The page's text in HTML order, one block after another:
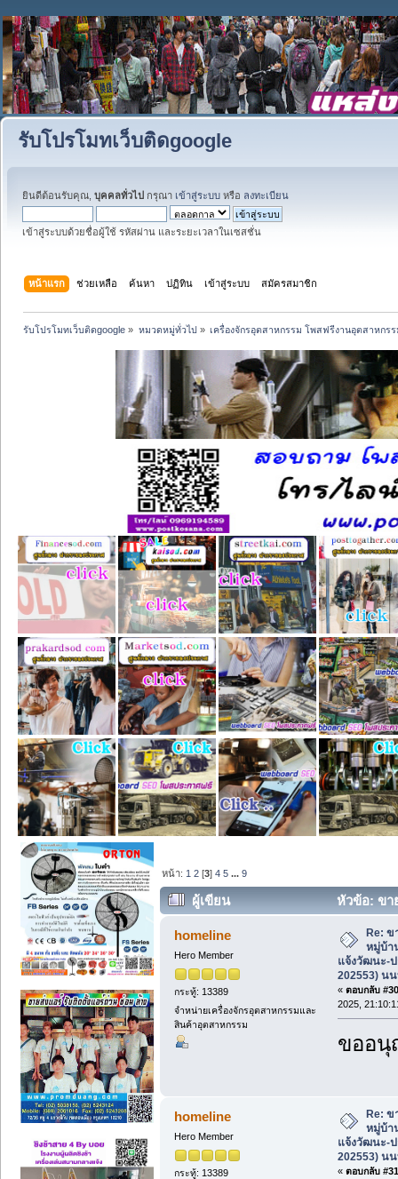
รับโปรโมทเว็บติดgoogle
ยินดีต้อนรับคุณ, บุคคลทั่วไป กรุณา เข้าสู่ระบบ หรือ ลงทะเบียน
เข้าสู่ระบบด้วยชื่อผู้ใช้ รหัสผ่าน และระยะเวลาในเซสชั่น
หน้าแรก ช่วยเหลือ ค้นหา ปฏิทิน เข้าสู่ระบบ สมัครสมาชิก
รับโปรโมทเว็บติดgoogle » หมวดหมู่ทั่วไป» เครื่องจักรอุตสาหกรรม โพสฟรีงานอุตสาหกร
หน้า: 1 2 [3]4 5 ...9
ผู้เขียน
หัวข้อ: ขา
แจ้งวัฒนะ-ปากเกร็ด19 (รหัส 202553)
homeline
Hero Member
กระทู้: 13389
จำหน่ายเครื่องจักรอุตสาหกรรมและ
สินค้าอุตสาหกรรม
Re: ข
หมู่บ้า
แจ้งวัฒนะ-ป
202553) น
« ตอบกลับ
2025,
ขออนุ
homeline
Hero Member
กระทู้: 13389
Re: ข
หมู่บ้า
แจ้งวัฒนะ-ป
202553) น
« ตอบกลับ